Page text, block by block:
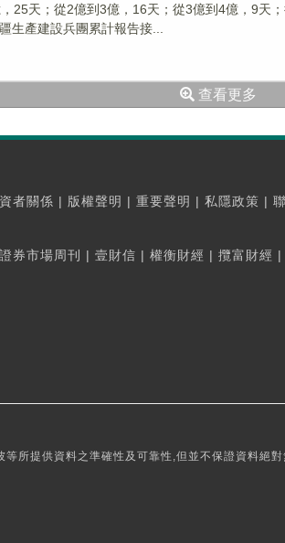
25天；從2億到3億，16天；從3億到4億，9天
生產建設兵團累計報告接...
查看更多
者關係 | 版權聲明 | 重要聲明 | 私隱政策 |
證券市場周刊 | 壹財信 | 權衡財經 | 攬富財經 |
所提供資料之準確性及可靠性,但並不保證資料絕